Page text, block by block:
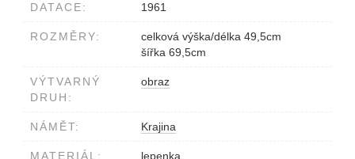
DATACE: 1961
ROZMĚRY:
celková výška/délka 49,5cm
šířka 69,5cm
VÝTVARNÝ
DRUH:
obraz
NÁMĚT: Krajina
MATERIÁL: lepenka